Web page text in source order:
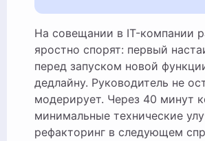
На совещании в IT-компании разработчик и продакт-менеджер
яростно спорят: первый
перед запуском новой
дедлайну. Руководитель не
модерирует. Через 40 минут
минимальные технические
рефакторинг в следующем